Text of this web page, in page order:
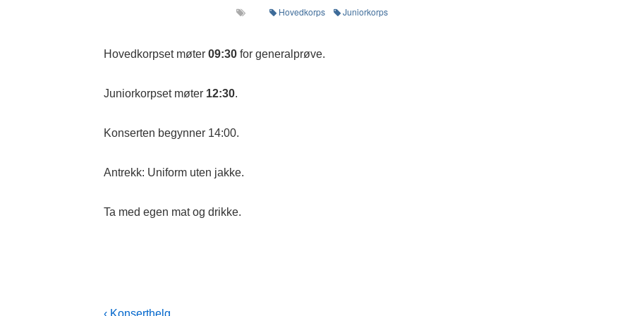
Hovedkorps Juniorkorps
Hovedkorpset møter 09:30 for generalprøve.
Juniorkorpset møter 12:30.
Konserten begynner 14:00.
Antrekk: Uniform uten jakke.
Ta med egen mat og drikke.
Previous
‹ Konserthelg